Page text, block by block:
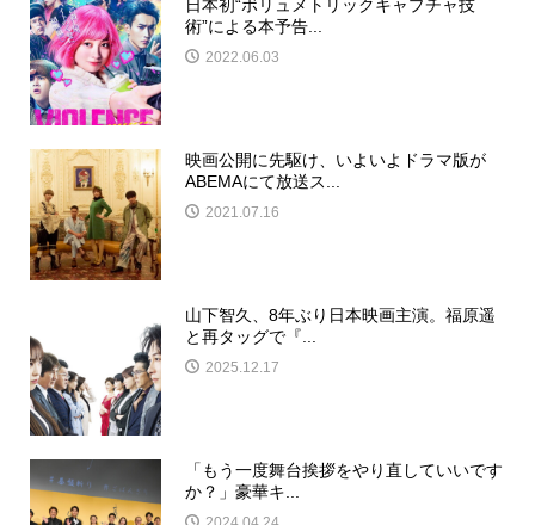
日本初“ボリュメトリックキャプチャ技
術”による本予告...
2022.06.03
映画公開に先駆け、いよいよドラマ版が
ABEMAにて放送ス...
2021.07.16
山下智久、8年ぶり日本映画主演。福原遥
と再タッグで『...
2025.12.17
「もう一度舞台挨拶をやり直していいです
か？」豪華キ...